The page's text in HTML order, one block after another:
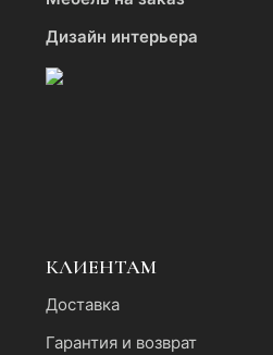
Дизайн интерьера
КЛИЕНТАМ
Доставка
Гарантия и возврат